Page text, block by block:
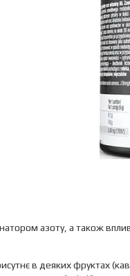
азоту, а також
в деяких фруктах